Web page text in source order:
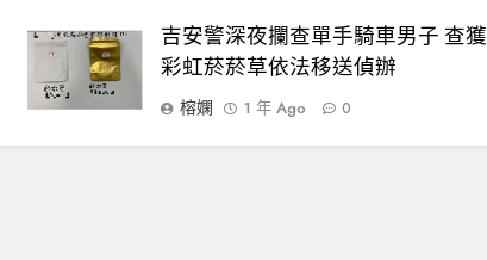
吉安警深夜攔查單手騎車男子 查獲
彩虹菸菸草依法移送偵辦
榕嫻
1 年 Ago 0